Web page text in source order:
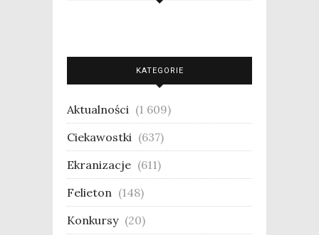
KATEGORIE
Aktualności (1 609)
Ciekawostki (637)
Ekranizacje (611)
Felieton (148)
Konkursy (20)